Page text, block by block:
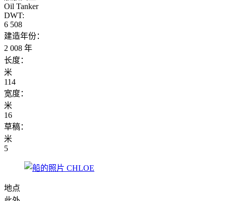
Oil Tanker
DWT:
6 508
建造年份：
2 008 年
长度：
米
114
宽度：
米
16
草稿：
米
5
地点